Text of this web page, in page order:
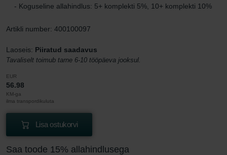
- Koguseline allahindlus: 5+ komplekti 5%, 10+ komplekti 10%
Artikli number: 400100097
Laoseis: Piiratud saadavus
Tavaliselt toimub tarne 6-10 tööpäeva jooksul.
EUR
56.98
KM-ga
ilma transpordikuluta
Lisa ostukorvi
Saa toode 15% allahindlusega